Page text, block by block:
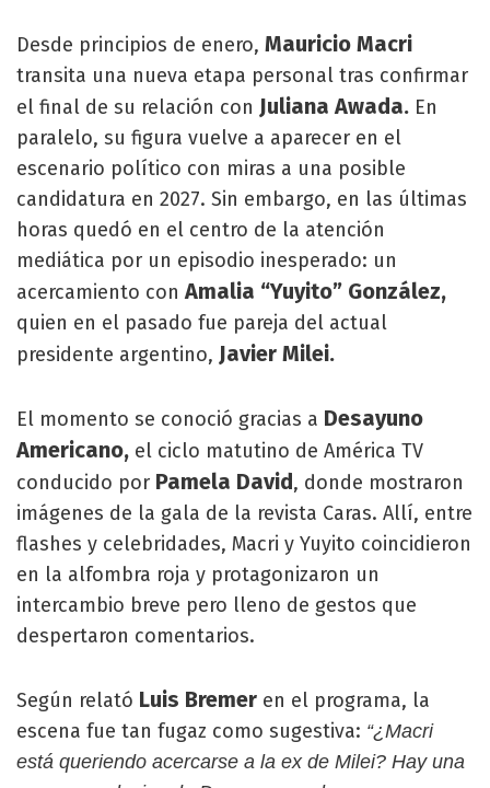
Desde principios de enero, Mauricio Macri
transita una nueva etapa personal tras confirmar
el final de su relación con Juliana Awada. En
paralelo, su figura vuelve a aparecer en el
escenario político con miras a una posible
candidatura en 2027. Sin embargo, en las últimas
horas quedó en el centro de la atención
mediática por un episodio inesperado: un
acercamiento con Amalia “Yuyito” González,
quien en el pasado fue pareja del actual
presidente argentino, Javier Milei.
El momento se conoció gracias a Desayuno
Americano, el ciclo matutino de América TV
conducido por Pamela David, donde mostraron
imágenes de la gala de la revista Caras. Allí, entre
flashes y celebridades, Macri y Yuyito coincidieron
en la alfombra roja y protagonizaron un
intercambio breve pero lleno de gestos que
despertaron comentarios.
Según relató Luis Bremer en el programa, la
escena fue tan fugaz como sugestiva: “¿Macri
está queriendo acercarse a la ex de Milei? Hay una